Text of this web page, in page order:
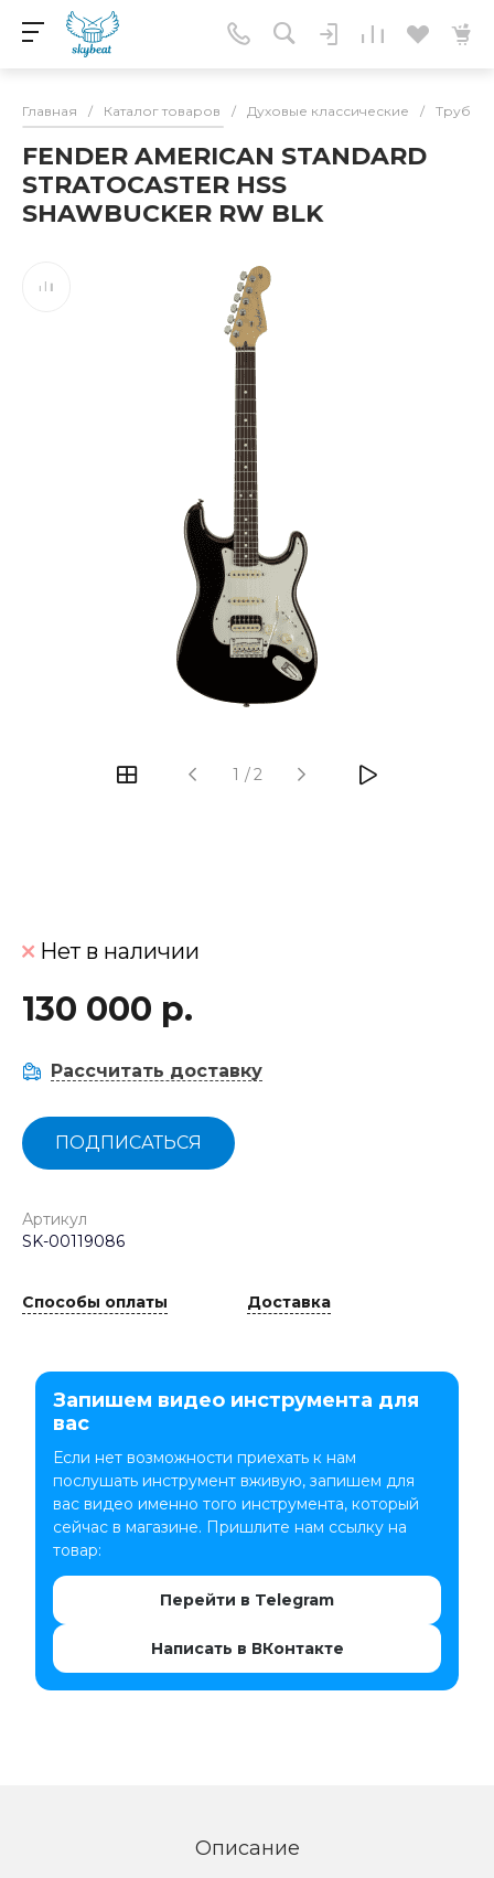
Главная / Каталог товаров / Духовые классические / Трубы
FENDER AMERICAN STANDARD
STRATOCASTER HSS
SHAWBUCKER RW BLK
1 /2
Нет в наличии
130 000 р.
Рассчитать доставку
ПОДПИСАТЬСЯ
Артикул
SK-00119086
Способы оплаты Доставка
Запишем видео инструмента для
вас
Если нет возможности приехать к нам
послушать инструмент вживую, запишем для
вас видео именно того инструмента, который
сейчас в магазине. Пришлите нам ссылку на
товар:
Перейти в Telegram
Написать в ВКонтакте
Описание